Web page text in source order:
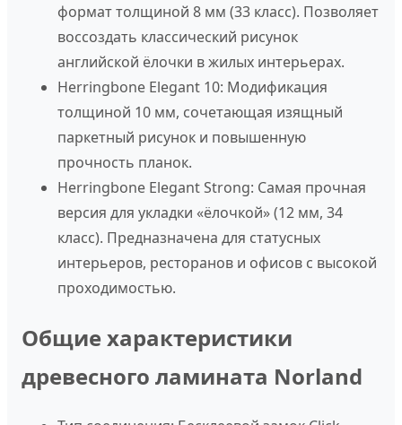
формат толщиной 8 мм (33 класс). Позволяет
воссоздать классический рисунок
английской ёлочки в жилых интерьерах.
Herringbone Elegant 10: Модификация
толщиной 10 мм, сочетающая изящный
паркетный рисунок и повышенную
прочность планок.
Herringbone Elegant Strong: Самая прочная
версия для укладки «ёлочкой» (12 мм, 34
класс). Предназначена для статусных
интерьеров, ресторанов и офисов с высокой
проходимостью.
Общие характеристики
древесного ламината Norland